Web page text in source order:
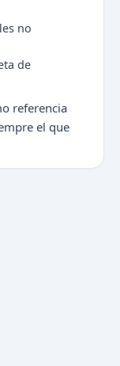
no
de
referencia
el que